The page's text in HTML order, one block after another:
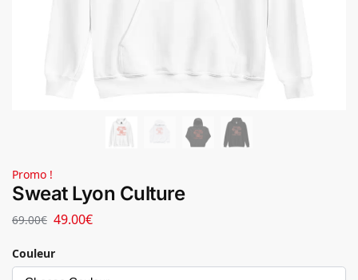
Promo !
Sweat Lyon Culture
69.00€ 49.00€
Couleur